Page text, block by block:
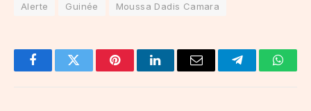
Alerte Guinée Moussa Dadis Camara
FacebookTwitter PinterestLinkedInEmail Telegram